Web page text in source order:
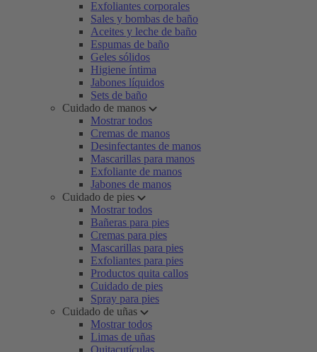
Exfoliantes corporales
Sales y bombas de baño
Aceites y leche de baño
Espumas de baño
Geles sólidos
Higiene íntima
Jabones líquidos
Sets de baño
Cuidado de manos
Mostrar todos
Cremas de manos
Desinfectantes de manos
Mascarillas para manos
Exfoliante de manos
Jabones de manos
Cuidado de pies
Mostrar todos
Bañeras para pies
Cremas para pies
Mascarillas para pies
Exfoliantes para pies
Productos quita callos
Cuidado de pies
Spray para pies
Cuidado de uñas
Mostrar todos
Limas de uñas
Quitacutículas